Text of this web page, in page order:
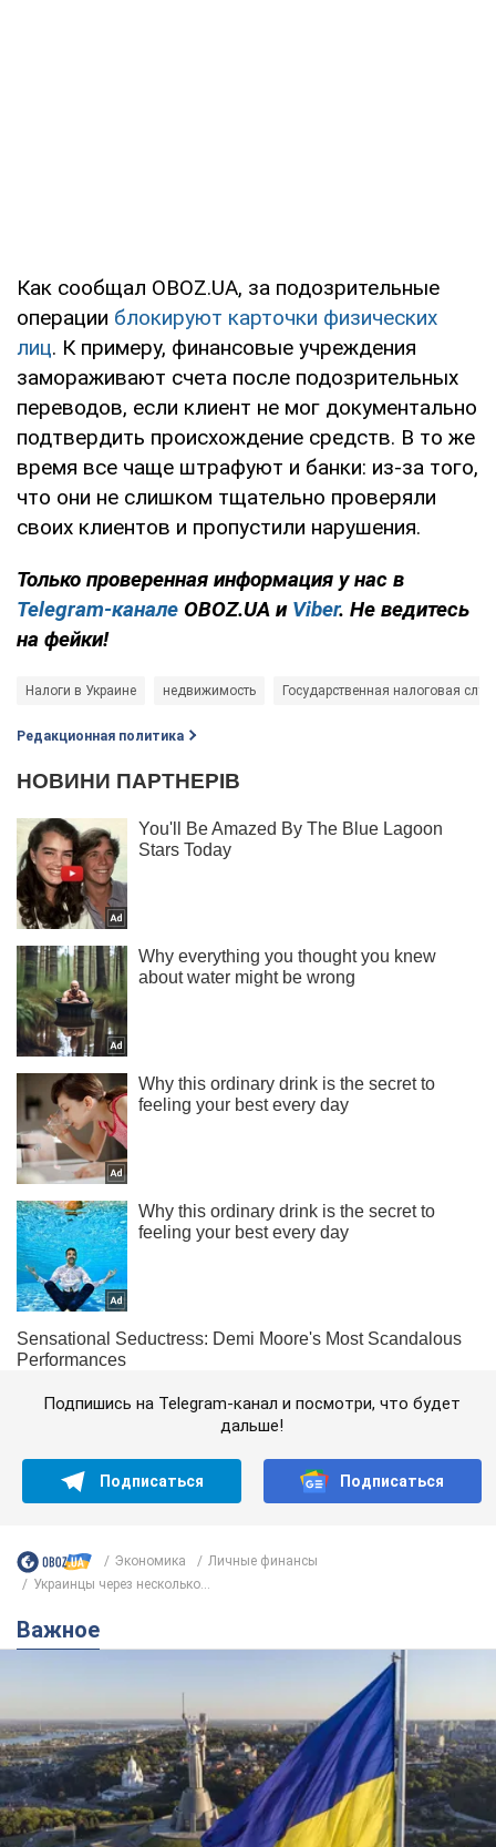
Как сообщал OBOZ.UA, за подозрительные
операции блокируют карточки физических
лиц. К примеру, финансовые учреждения
замораживают счета после подозрительных
переводов, если клиент не мог документально
подтвердить происхождение средств. В то же
время все чаще штрафуют и банки: из-за того,
что они не слишком тщательно проверяли
своих клиентов и пропустили нарушения.
Только проверенная информация у нас в
Telegram-канале OBOZ.UA и Viber. Не ведитесь
на фейки!
Налоги в Украине недвижимость Государственная налоговая
Редакционная политика
Подпишись на Telegram-канал и посмотри, что будет
дальше!
Подписаться Подписаться
Экономика
Личные финансы
Украинцы через несколько...
Важное